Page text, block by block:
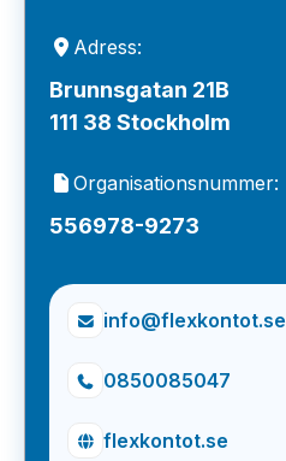
Adress:
Brunnsgatan 21B
111 38 Stockholm
Organisationsnummer:
556978-9273
info@flexkontot.se
0850085047
flexkontot.se